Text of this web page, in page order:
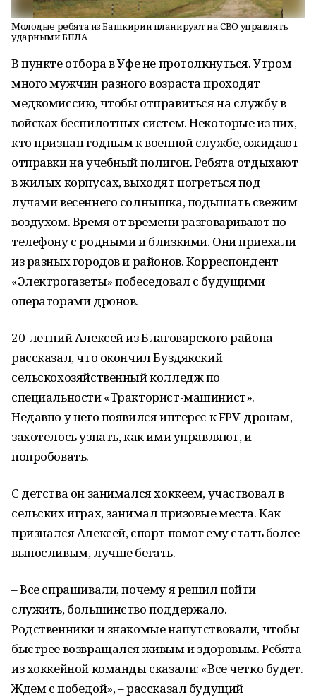
Молодые ребята из Башкирии планируют на СВО управлять
ударными БПЛА
В пункте отбора в Уфе не протолкнуться. Утром
много мужчин разного возраста проходят
медкомиссию, чтобы отправиться на службу в
войсках беспилотных систем. Некоторые из них,
кто признан годным к военной службе, ожидают
отправки на учебный полигон. Ребята отдыхают
в жилых корпусах, выходят погреться под
лучами весеннего солнышка, подышать свежим
воздухом. Время от времени разговаривают по
телефону с родными и близкими. Они приехали
из разных городов и районов. Корреспондент
«Электрогазеты» побеседовал с будущими
операторами дронов.
20-летний Алексей из Благоварского района
рассказал, что окончил Буздякский
сельскохозяйственный колледж по
специальности «Тракторист-машинист».
Недавно у него появился интерес к FPV-дронам,
захотелось узнать, как ими управляют, и
попробовать.
С детства он занимался хоккеем, участвовал в
сельских играх, занимал призовые места. Как
признался Алексей, спорт помог ему стать более
выносливым, лучше бегать.
– Все спрашивали, почему я решил пойти
служить, большинство поддержало.
Родственники и знакомые напутствовали, чтобы
быстрее возвращался живым и здоровым. Ребята
из хоккейной команды сказали: «Все четко будет.
Ждем с победой», – рассказал будущий